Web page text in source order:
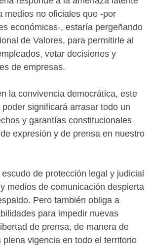
medios no oficiales que -por
económicas-, estaría pergeñando
de Valores, para permitirle al
vetar decisiones y
de empresas.
la convivencia democrática, este
significará arrasar todo un
y garantías constitucionales
expresión y de prensa en nuestro
de protección legal y judicial
medios de comunicación despierta
Pero también obliga a
para impedir nuevas
de prensa, de manera de
plena vigencia en todo el territorio